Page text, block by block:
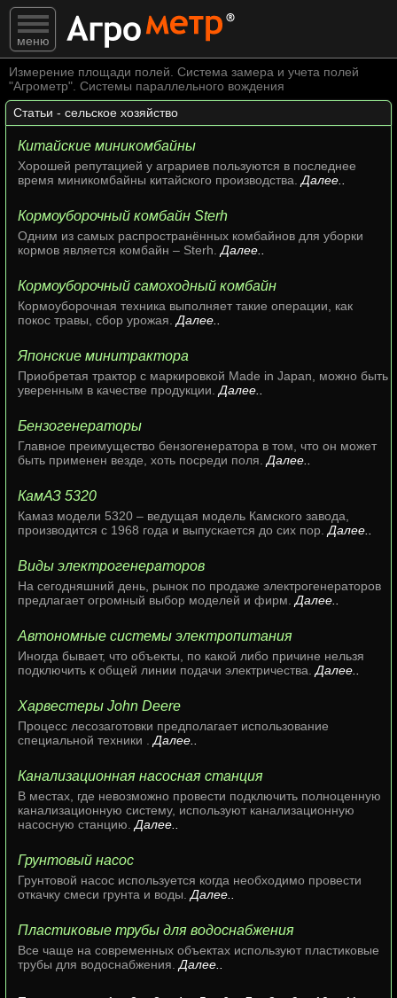
меню
Измерение площади полей. Система замера и учета полей
"Агрометр". Системы параллельного вождения
Статьи - сельское хозяйство
Китайские миникомбайны
Хорошей репутацией у аграриев пользуются в последнее
время миникомбайны китайского производства. Далее..
Кормоуборочный комбайн Sterh
Одним из самых распространённых комбайнов для уборки
кормов является комбайн – Sterh. Далее..
Кормоуборочный самоходный комбайн
Кормоуборочная техника выполняет такие операции, как
покос травы, сбор урожая. Далее..
Японские минитрактора
Приобретая трактор с маркировкой Made in Japan, можно быть
уверенным в качестве продукции. Далее..
Бензогенераторы
Главное преимущество бензогенератора в том, что он может
быть применен везде, хоть посреди поля. Далее..
КамАЗ 5320
Камаз модели 5320 – ведущая модель Камского завода,
производится с 1968 года и выпускается до сих пор. Далее..
Виды электрогенераторов
На сегодняшний день, рынок по продаже электрогенераторов
предлагает огромный выбор моделей и фирм. Далее..
Автономные системы электропитания
Иногда бывает, что объекты, по какой либо причине нельзя
подключить к общей линии подачи электричества. Далее..
Харвестеры John Deere
Процесс лесозаготовки предполагает использование
специальной техники . Далее..
Канализационная насосная станция
В местах, где невозможно провести подключить полноценную
канализационную систему, используют канализационную
насосную станцию. Далее..
Грунтовый насос
Грунтовой насос используется когда необходимо провести
откачку смеси грунта и воды. Далее..
Пластиковые трубы для водоснабжения
Все чаще на современных объектах используют пластиковые
трубы для водоснабжения. Далее..